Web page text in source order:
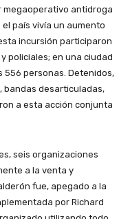
megaoperativo antidroga
país vivía un aumento
incursión participaron
policiales; en una ciudad
556 personas. Detenidos,
bandas desarticuladas,
a esta acción conjunta
seis organizaciones
a la venta y
fue, apegado a la
por Richard